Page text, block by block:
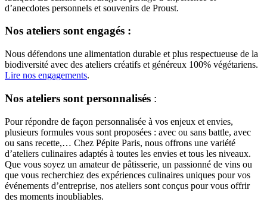
d’anecdotes personnels et souvenirs de Proust.
Nos ateliers sont engagés :
Nous défendons une alimentation durable et plus respectueuse de la
biodiversité avec des ateliers créatifs et généreux 100% végétariens.
Lire nos engagements.
Nos ateliers sont personnalisés :
Pour répondre de façon personnalisée à vos enjeux et envies,
plusieurs formules vous sont proposées : avec ou sans battle, avec
ou sans recette,… Chez Pépite Paris, nous offrons une variété
d’ateliers culinaires adaptés à toutes les envies et tous les niveaux.
Que vous soyez un amateur de pâtisserie, un passionné de vins ou
que vous recherchiez des expériences culinaires uniques pour vos
événements d’entreprise, nos ateliers sont conçus pour vous offrir
des moments inoubliables.